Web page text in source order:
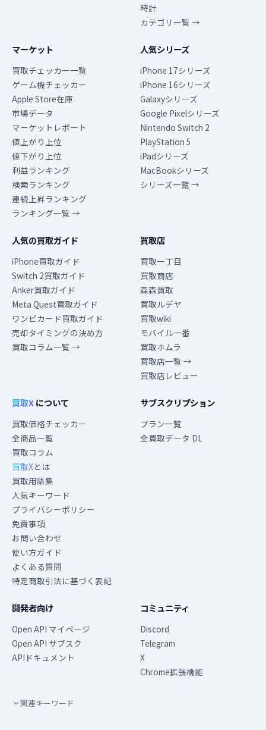
時計
カテゴリ一覧 →
マーケット
買取チェッカー一覧
ゲーム機チェッカー
Apple Store在庫
市場データ
マーケットレポート
値上がり上位
値下がり上位
利益ランキング
検索ランキング
連続上昇ランキング
ランキング一覧 →
人気シリーズ
iPhone 17シリーズ
iPhone 16シリーズ
Galaxyシリーズ
Google Pixelシリーズ
Nintendo Switch 2
PlayStation 5
iPadシリーズ
MacBookシリーズ
シリーズ一覧 →
人気の買取ガイド
iPhone買取ガイド
Switch 2買取ガイド
Anker買取ガイド
Meta Quest買取ガイド
ワンピカード買取ガイド
売却タイミングの決め方
買取コラム一覧 →
買取店
買取一丁目
買取商店
森森買取
買取ルデヤ
買取wiki
モバイル一番
買取ホムラ
買取店一覧 →
買取店レビュー
買取Xについて
買取価格チェッカー
全商品一覧
買取コラム
買取Xとは
買取用語集
人気キーワード
プライバシーポリシー
免責事項
お問い合わせ
使い方ガイド
よくある質問
特定商取引法に基づく表記
サブスクリプション
プラン一覧
全買取データ DL
開発者向け
Open API マイページ
Open API サブスク
APIドキュメント
コミュニティ
Discord
Telegram
X
Chrome拡張機能
関連キーワード